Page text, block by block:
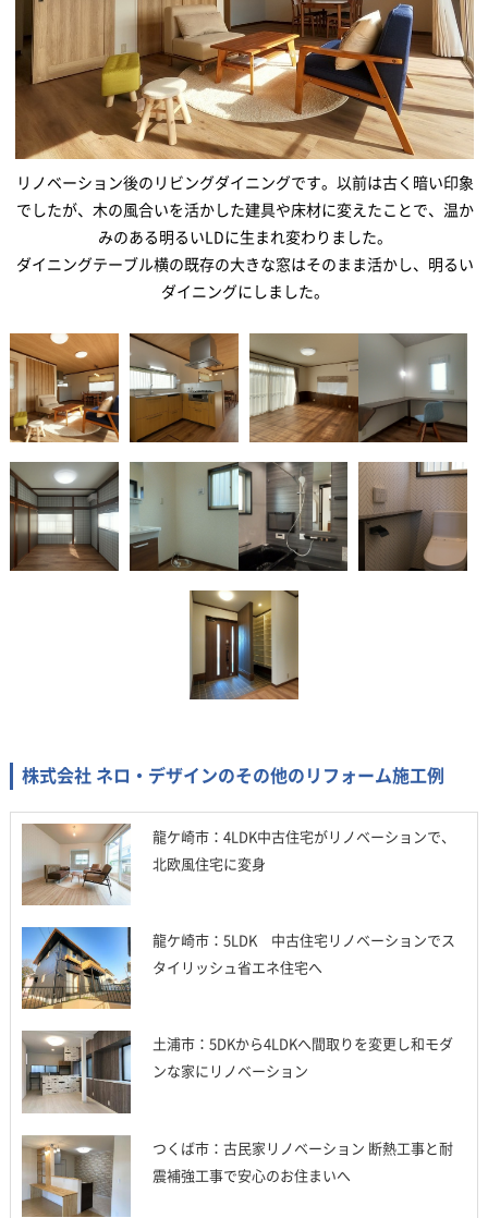
リノベーション後のリビングダイニングです。以前は古く暗い印象
でしたが、木の風合いを活かした建具や床材に変えたことで、温か
みのある明るいLDに生まれ変わりました。
ダイニングテーブル横の既存の大きな窓はそのまま活かし、明るい
ダイニングにしました。
株式会社 ネロ・デザインのその他のリフォーム施工例
龍ケ崎市：4LDK中古住宅がリノベーションで、
北欧風住宅に変身
龍ケ崎市：5LDK 中古住宅リノベーションでス
タイリッシュ省エネ住宅へ
土浦市：5DKから4LDKへ間取りを変更し和モダ
ンな家にリノベーション
つくば市：古民家リノベーション 断熱工事と耐
震補強工事で安心のお住まいへ